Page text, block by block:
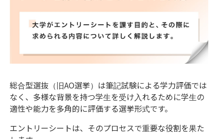
総合型選抜（旧AO選挙）は筆記試験による学力評価では
なく、多様な背景を持つ学生を受け入れるために学生の
適性や能力を多角的に評価する選挙形式です。
エントリーシートは、そのプロセスで重要な役割を果た